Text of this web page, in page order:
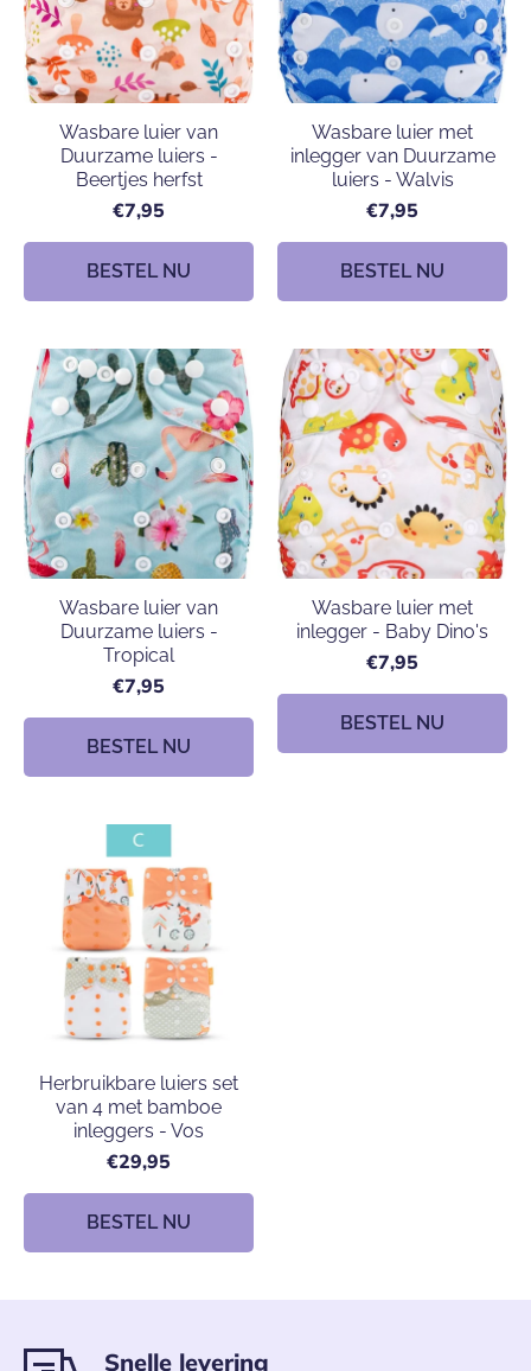
Wasbare luier van
Duurzame luiers -
Beertjes herfst
€7,95
BESTEL NU
Wasbare luier met
inlegger van Duurzame
luiers - Walvis
€7,95
BESTEL NU
Wasbare luier van
Duurzame luiers -
Tropical
€7,95
BESTEL NU
Wasbare luier met
inlegger - Baby Dino's
€7,95
BESTEL NU
Herbruikbare luiers set
van 4 met bamboe
inleggers - Vos
€29,95
BESTEL NU
Snelle levering